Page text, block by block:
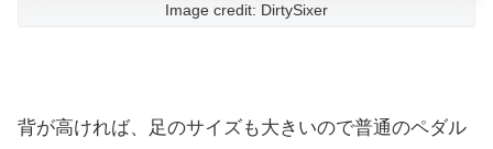
Image credit: DirtySixer
背が高ければ、足のサイズも大きいので普通のペダル